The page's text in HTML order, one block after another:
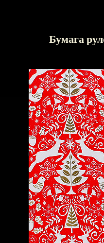
Бумага